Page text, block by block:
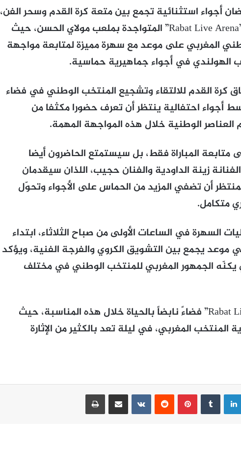
أجواء استثنائية تجمع بين متعة كرة القدم وسحر الفن،
وذلك يوم الثلاثاء المقبل بـ”Rabat Live Arena” المتواجدة بملعب مولاي الحسن، حيث
المغربي على موعد مع سهرة مميزة لمتابعة مواجهة
الهولندي في أجواء جماهيرية حماسية.
كرة القدم للالتقاء وتشجيع المنتخب الوطني في فضاء
أجواء احتفالية ينتظر أن تعرف حضورا مكثفا من
الوطنية خلال هذه المواجهة المهمة.
المباراة فقط، بل سيستمتع الحاضرون أيضا
زينة الداودية والفنان حجيب، اللذان سيقدمان
أن تضفي المزيد من الحماس على الأجواء وتحوّل
متكامل.
السهرة في الساعات الأولى من صباح الثلاثاء، ابتداء
موعد يجمع بين التشويق الكروي والفرجة الفنية، ويؤكد
يكنّه الجمهور المغربي للمنتخب الوطني في مختلف
ويُنتظر أن يشكل “Rabat Live Arena” فضاءً نابضاً بالحياة خلال هذه المناسبة، حيث
المغربي، في ليلة تعد بالكثير من الإثارة
لينكدإن بينتيريست مشاركة عبر البريد طباعة